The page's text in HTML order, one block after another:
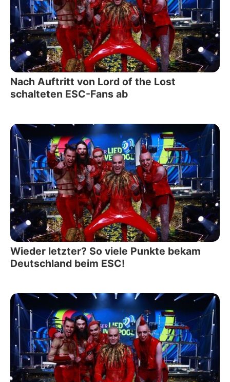
Nach Auftritt von Lord of the Lost
schalteten ESC-Fans ab
Wieder letzter? So viele Punkte bekam
Deutschland beim ESC!